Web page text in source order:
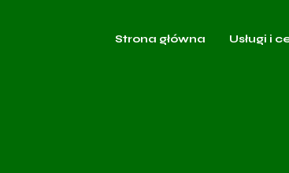
Strona główna Usługi i